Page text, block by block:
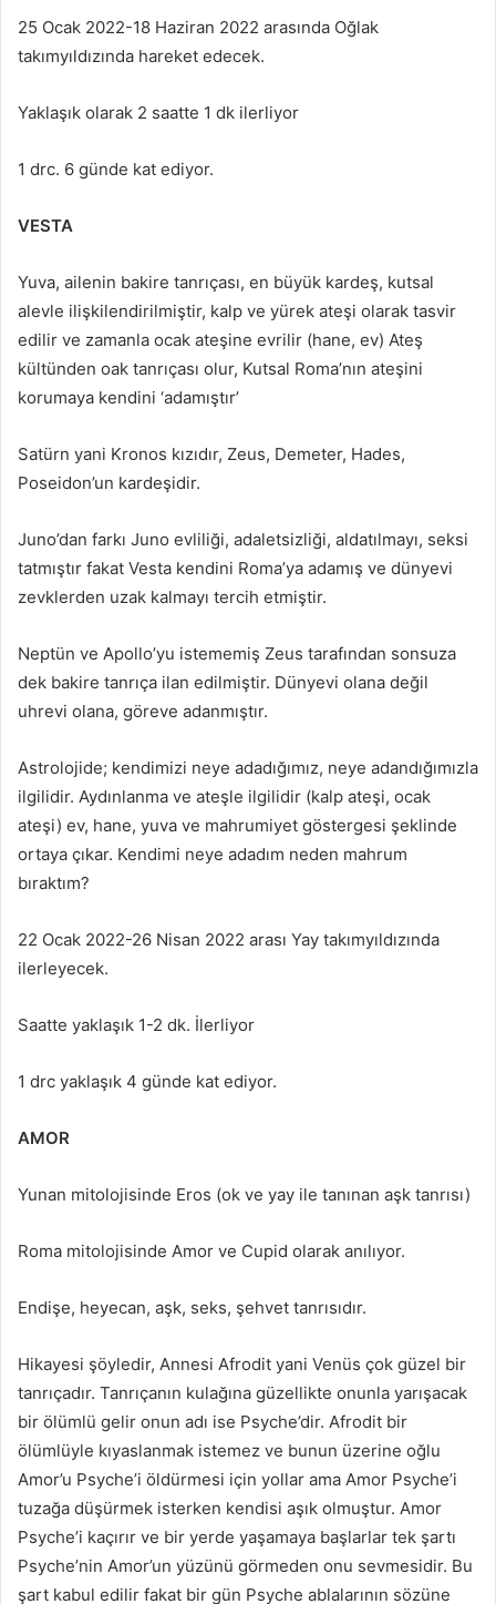
25 Ocak 2022-18 Haziran 2022 arasında Oğlak
takımyıldızında hareket edecek.
Yaklaşık olarak 2 saatte 1 dk ilerliyor
1 drc. 6 günde kat ediyor.
VESTA
Yuva, ailenin bakire tanrıçası, en büyük kardeş, kutsal
alevle ilişkilendirilmiştir, kalp ve yürek ateşi olarak tasvir
edilir ve zamanla ocak ateşine evrilir (hane, ev) Ateş
kültünden oak tanrıçası olur, Kutsal Roma’nın ateşini
korumaya kendini ‘adamıştır’
Satürn yani Kronos kızıdır, Zeus, Demeter, Hades,
Poseidon’un kardeşidir.
Juno’dan farkı Juno evliliği, adaletsizliği, aldatılmayı, seksi
tatmıştır fakat Vesta kendini Roma’ya adamış ve dünyevi
zevklerden uzak kalmayı tercih etmiştir.
Neptün ve Apollo’yu istememiş Zeus tarafından sonsuza
dek bakire tanrıça ilan edilmiştir. Dünyevi olana değil
uhrevi olana, göreve adanmıştır.
Astrolojide; kendimizi neye adadığımız, neye adandığımızla
ilgilidir. Aydınlanma ve ateşle ilgilidir (kalp ateşi, ocak
ateşi) ev, hane, yuva ve mahrumiyet göstergesi şeklinde
ortaya çıkar. Kendimi neye adadım neden mahrum
bıraktım?
22 Ocak 2022-26 Nisan 2022 arası Yay takımyıldızında
ilerleyecek.
Saatte yaklaşık 1-2 dk. İlerliyor
1 drc yaklaşık 4 günde kat ediyor.
AMOR
Yunan mitolojisinde Eros (ok ve yay ile tanınan aşk tanrısı)
Roma mitolojisinde Amor ve Cupid olarak anılıyor.
Endişe, heyecan, aşk, seks, şehvet tanrısıdır.
Hikayesi şöyledir, Annesi Afrodit yani Venüs çok güzel bir
tanrıçadır. Tanrıçanın kulağına güzellikte onunla yarışacak
bir ölümlü gelir onun adı ise Psyche’dir. Afrodit bir
ölümlüyle kıyaslanmak istemez ve bunun üzerine oğlu
Amor’u Psyche’i öldürmesi için yollar ama Amor Psyche’i
tuzağa düşürmek isterken kendisi aşık olmuştur. Amor
Psyche’i kaçırır ve bir yerde yaşamaya başlarlar tek şartı
Psyche’nin Amor’un yüzünü görmeden onu sevmesidir. Bu
şart kabul edilir fakat bir gün Psyche ablalarının sözüne